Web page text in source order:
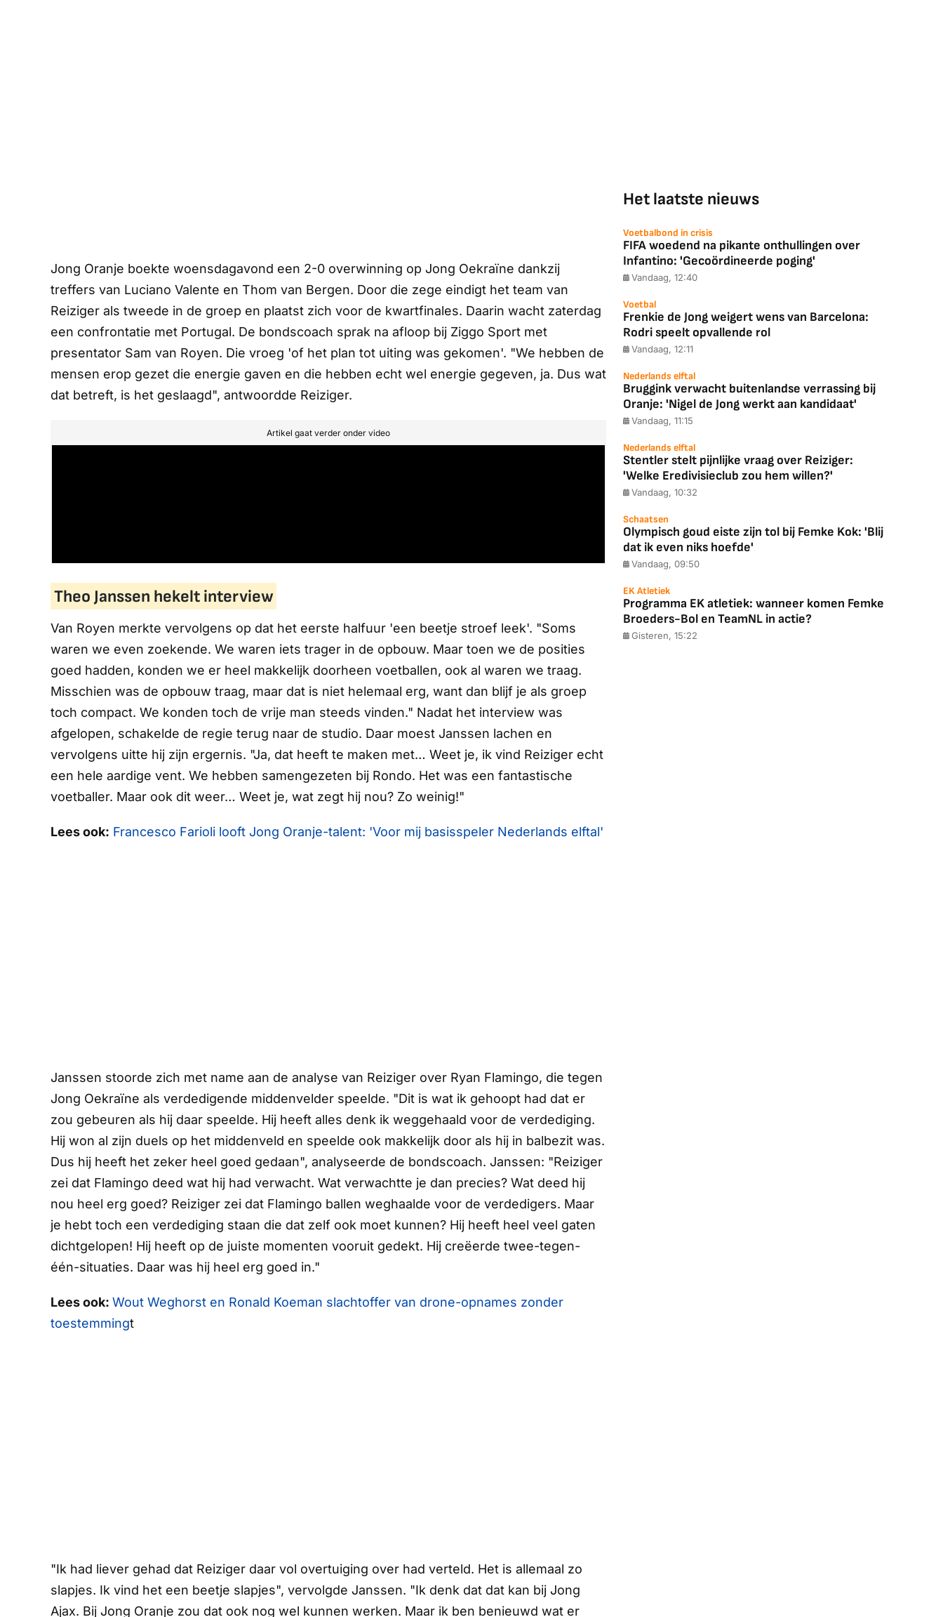
Jong Oranje boekte woensdagavond een 2-0 overwinning op Jong Oekraïne dankzij
treffers van Luciano Valente en Thom van Bergen. Door die zege eindigt het team van
Reiziger als tweede in de groep en plaatst zich voor de kwartfinales. Daarin wacht zaterdag
een confrontatie met Portugal. De bondscoach sprak na afloop bij Ziggo Sport met
presentator Sam van Royen. Die vroeg 'of het plan tot uiting was gekomen'. "We hebben de
mensen erop gezet die energie gaven en die hebben echt wel energie gegeven, ja. Dus wat
dat betreft, is het geslaagd", antwoordde Reiziger.
Artikel gaat verder onder video
Theo Janssen hekelt interview
Van Royen merkte vervolgens op dat het eerste halfuur 'een beetje stroef leek'. "Soms
waren we even zoekende. We waren iets trager in de opbouw. Maar toen we de posities
goed hadden, konden we er heel makkelijk doorheen voetballen, ook al waren we traag.
Misschien was de opbouw traag, maar dat is niet helemaal erg, want dan blijf je als groep
toch compact. We konden toch de vrije man steeds vinden." Nadat het interview was
afgelopen, schakelde de regie terug naar de studio. Daar moest Janssen lachen en
vervolgens uitte hij zijn ergernis. "Ja, dat heeft te maken met… Weet je, ik vind Reiziger echt
een hele aardige vent. We hebben samengezeten bij Rondo. Het was een fantastische
voetballer. Maar ook dit weer… Weet je, wat zegt hij nou? Zo weinig!"
Lees ook: Francesco Farioli looft Jong Oranje-talent: 'Voor mij basisspeler Nederlands elftal'
Janssen stoorde zich met name aan de analyse van Reiziger over Ryan Flamingo, die tegen
Jong Oekraïne als verdedigende middenvelder speelde. "Dit is wat ik gehoopt had dat er
zou gebeuren als hij daar speelde. Hij heeft alles denk ik weggehaald voor de verdediging.
Hij won al zijn duels op het middenveld en speelde ook makkelijk door als hij in balbezit was.
Dus hij heeft het zeker heel goed gedaan", analyseerde de bondscoach. Janssen: "Reiziger
zei dat Flamingo deed wat hij had verwacht. Wat verwachtte je dan precies? Wat deed hij
nou heel erg goed? Reiziger zei dat Flamingo ballen weghaalde voor de verdedigers. Maar
je hebt toch een verdediging staan die dat zelf ook moet kunnen? Hij heeft heel veel gaten
dichtgelopen! Hij heeft op de juiste momenten vooruit gedekt. Hij creëerde twee-tegen-
één-situaties. Daar was hij heel erg goed in."
Lees ook: Wout Weghorst en Ronald Koeman slachtoffer van drone-opnames zonder
toestemmingt
"Ik had liever gehad dat Reiziger daar vol overtuiging over had verteld. Het is allemaal zo
slapjes. Ik vind het een beetje slapjes", vervolgde Janssen. "Ik denk dat dat kan bij Jong
Ajax. Bij Jong Oranje zou dat ook nog wel kunnen werken. Maar ik ben benieuwd wat er
Het laatste nieuws
Voetbalbond in crisis
FIFA woedend na pikante onthullingen over
Infantino: 'Gecoördineerde poging'
Vandaag, 12:40
Voetbal
Frenkie de Jong weigert wens van Barcelona:
Rodri speelt opvallende rol
Vandaag, 12:11
Nederlands elftal
Bruggink verwacht buitenlandse verrassing bij
Oranje: 'Nigel de Jong werkt aan kandidaat'
Vandaag, 11:15
Nederlands elftal
Stentler stelt pijnlijke vraag over Reiziger:
'Welke Eredivisieclub zou hem willen?'
Vandaag, 10:32
Schaatsen
Olympisch goud eiste zijn tol bij Femke Kok: 'Blij
dat ik even niks hoefde'
Vandaag, 09:50
EK Atletiek
Programma EK atletiek: wanneer komen Femke
Broeders-Bol en TeamNL in actie?
Gisteren, 15:22